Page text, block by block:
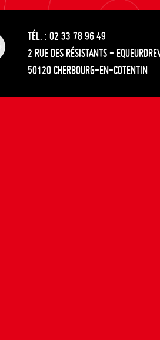
TÉL. : 02 33 78 96 49
2 RUE DES RÉSISTANTS -
50120 CHERBOURG-EN-COTENTIN